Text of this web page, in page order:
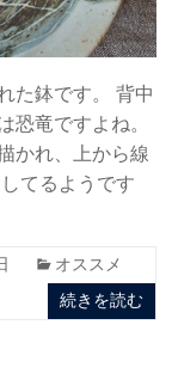
た鉢です。 背中
恐竜ですよね。
かれ、上から線
てるようです
オススメ
続きを読む